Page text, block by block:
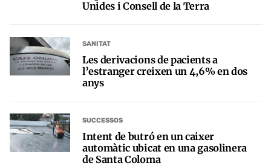
Unides i Consell de la Terra
SANITAT
Les derivacions de pacients a
l’estranger creixen un 4,6% en dos
anys
SUCCESSOS
Intent de butró en un caixer
automàtic ubicat en una gasolinera
de Santa Coloma